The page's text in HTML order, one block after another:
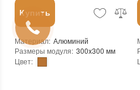
Купить
Материал: Алюминий
Размеры модуля: 300x300 мм
Цвет: